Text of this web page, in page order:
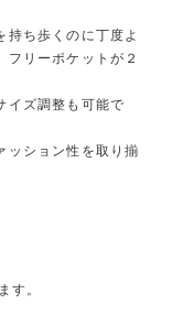
持ち歩くのに丁度よ
フリーポケットが２
イズ調整も可能で
ッション性を取り揃
す。